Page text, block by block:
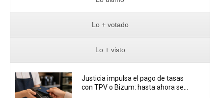
Lo + votado
Lo + visto
Justicia impulsa el pago de tasas
con TPV o Bizum: hasta ahora se...